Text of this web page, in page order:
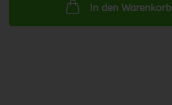
In den Warenkorb